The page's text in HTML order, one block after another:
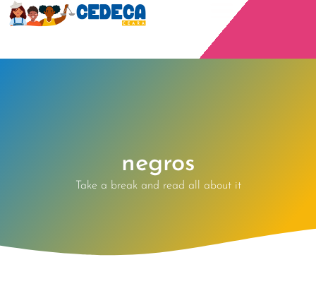
negros
Take a break and read all about it